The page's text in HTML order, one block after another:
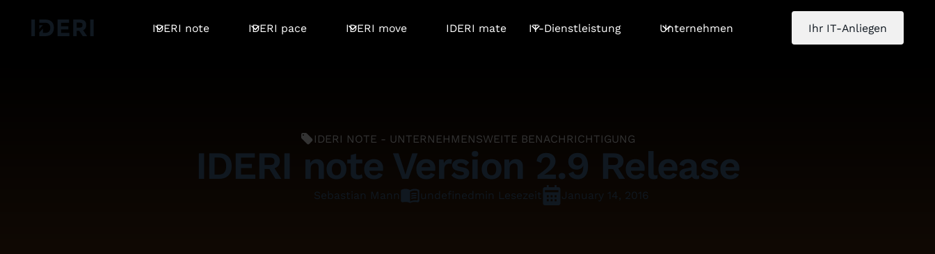
IDERI note
IDERI pace IDERI move IDERI mate IT-Dienstleistung Unternehmen Ihr IT-Anliegen
IDERI NOTE - UNTERNEHMENSWEITE BENACHRICHTIGUNG
IDERI note Version 2.9 Release
Sebastian Mann undefined min Lesezeit January 14, 2016